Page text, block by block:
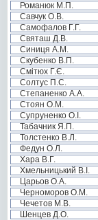
Романюк М.П.
Савчук О.В.
Самофалов Г.Г.
Святаш Д.В.
Синиця А.М.
Скубенко В.П.
Смітюх Г.Є.
Солтус П.С.
Степаненко А.А.
Стоян О.М.
Супруненко О.І.
Табачник Я.П.
Толстенко В.Л.
Федун О.Л.
Хара В.Г.
Хмельницький В.І.
Царьов О.А.
Черноморов О.М.
Чечетов М.В.
Шенцев Д.О.